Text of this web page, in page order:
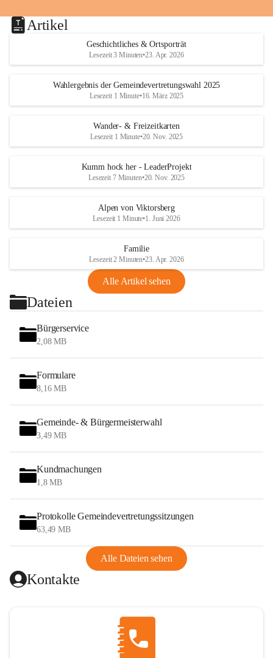
Artikel
Geschichtliches & Ortsporträt
Lesezeit 3 Minuten•23. Apr. 2026
Wahlergebnis der Gemeindevertretungswahl 2025
Lesezeit 1 Minute•16. März 2025
Wander- & Freizeitkarten
Lesezeit 1 Minute•20. Nov. 2025
Kumm hock her - LeaderProjekt
Lesezeit 7 Minuten•20. Nov. 2025
Alpen von Viktorsberg
Lesezeit 1 Minute•1. Juni 2026
Familie
Lesezeit 2 Minuten•23. Apr. 2026
Alle Artikel sehen
Dateien
Bürgerservice
2,08 MB
Formulare
8,16 MB
Gemeinde- & Bürgermeisterwahl
3,49 MB
Kundmachungen
1,8 MB
Protokolle Gemeindevertretungssitzungen
63,49 MB
Alle Dateien sehen
Kontakte